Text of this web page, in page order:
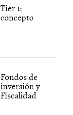
Tier 1:
concepto
Fondos de
inversión y
Fiscalidad